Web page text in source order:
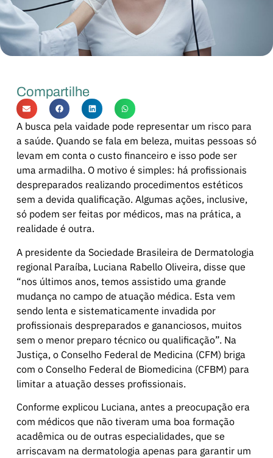
Compartilhe
A busca pela vaidade pode representar um risco para
a saúde. Quando se fala em beleza, muitas pessoas só
levam em conta o custo financeiro e isso pode ser
uma armadilha. O motivo é simples: há profissionais
despreparados realizando procedimentos estéticos
sem a devida qualificação. Algumas ações, inclusive,
só podem ser feitas por médicos, mas na prática, a
realidade é outra.
A presidente da Sociedade Brasileira de Dermatologia
regional Paraíba, Luciana Rabello Oliveira, disse que
“nos últimos anos, temos assistido uma grande
mudança no campo de atuação médica. Esta vem
sendo lenta e sistematicamente invadida por
profissionais despreparados e gananciosos, muitos
sem o menor preparo técnico ou qualificação”. Na
Justiça, o Conselho Federal de Medicina (CFM) briga
com o Conselho Federal de Biomedicina (CFBM) para
limitar a atuação desses profissionais.
Conforme explicou Luciana, antes a preocupação era
com médicos que não tiveram uma boa formação
acadêmica ou de outras especialidades, que se
arriscavam na dermatologia apenas para garantir um